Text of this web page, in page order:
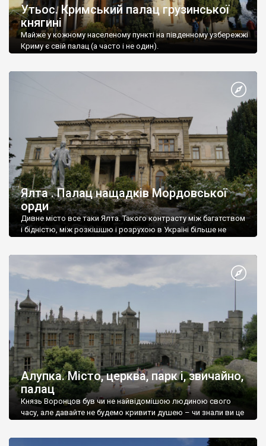
Утьос. Кримський палац грузинської
княгині
Майже у кожному населеному пункті на південному узбережжі
Криму є свій палац (а часто і не один).
Ялта . Палац нащадків Мордовської
орди
Дивне місто все таки Ялта. Такого контрасту між багатством
і бідністю, між розкішшю і розрухою в Україні більше не
Алупка. Місто, церква, парк і, звичайно,
палац
Князь Воронцов був чи не найвідомішою людиною свого
часу, але давайте не будемо кривити душею – чи знали ви це